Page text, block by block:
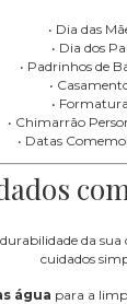
• Dia das
• Dia dos
• Padrinhos de
•
•
• Chimarrão
• Datas
da
cuidados
água para a